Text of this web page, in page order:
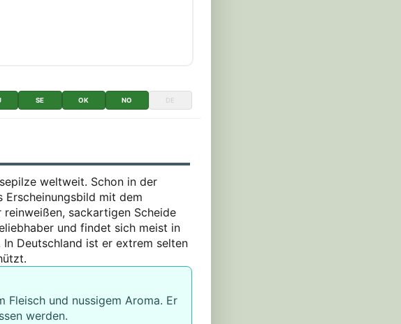
SE OK NO DE
weltweit. Schon in der
Erscheinungsbild mit dem
sackartigen Scheide
und findet sich meist in
Deutschland ist er extrem selten
Fleisch und nussigem Aroma. Er
werden.